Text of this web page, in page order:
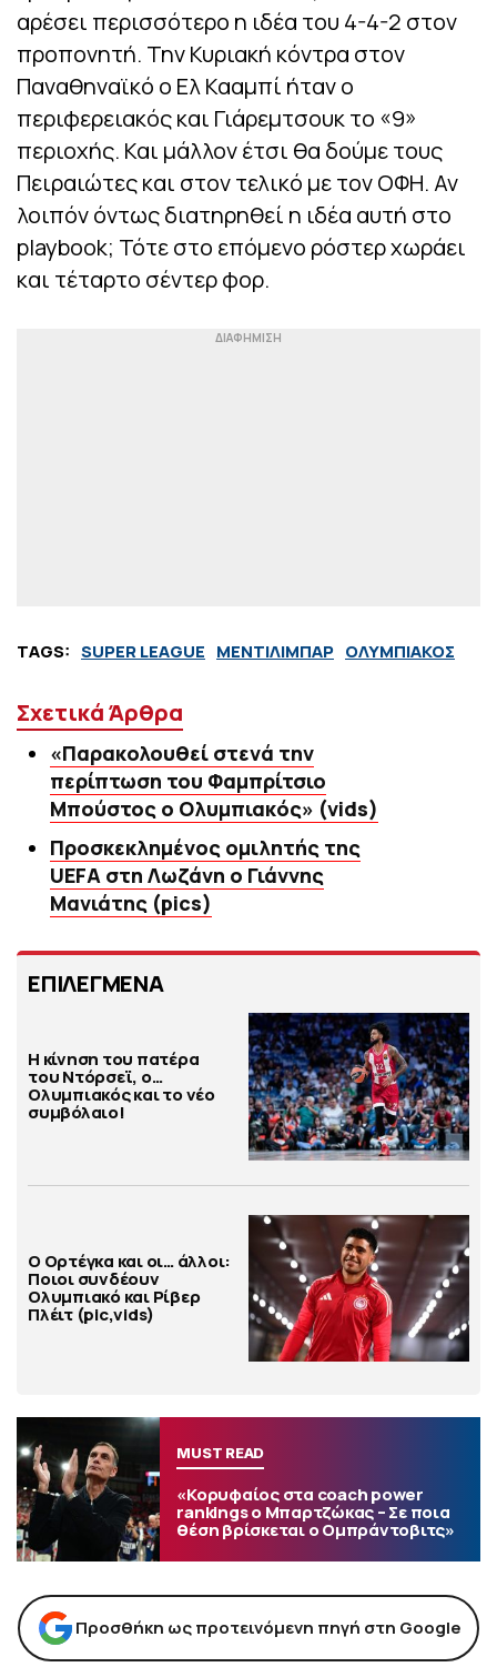
αρέσει περισσότερο η ιδέα του 4-4-2 στον
προπονητή. Την Κυριακή κόντρα στον
Παναθηναϊκό ο Ελ Κααμπί ήταν ο
περιφερειακός και Γιάρεμτσουκ το «9»
περιοχής. Και μάλλον έτσι θα δούμε τους
Πειραιώτες και στον τελικό με τον ΟΦΗ. Αν
λοιπόν όντως διατηρηθεί η ιδέα αυτή στο
playbook; Τότε στο επόμενο ρόστερ χωράει
και τέταρτο σέντερ φορ.
TAGS: SUPER LEAGUE ΜΕΝΤΙΛΙΜΠΑΡ ΟΛΥΜΠΙΑΚΟΣ
Σχετικά Άρθρα
«Παρακολουθεί στενά την
περίπτωση του Φαμπρίτσιο
Μπούστος ο Ολυμπιακός» (vids)
Προσκεκλημένος ομιλητής της
UEFA στη Λωζάνη ο Γιάννης
Μανιάτης (pics)
ΕΠΙΛΕΓΜΕΝΑ
Η κίνηση του πατέρα
του Ντόρσεϊ, ο…
Ολυμπιακός και το νέο
συμβόλαιο!
Ο Ορτέγκα και οι… άλλοι:
Ποιοι συνδέουν
Ολυμπιακό και Ρίβερ
Πλέιτ (pic,vids)
MUST READ
«Κορυφαίος στα coach power
rankings ο Μπαρτζώκας – Σε ποια
θέση βρίσκεται ο Ομπράντοβιτς»
Προσθήκη ως προτεινόμενη πηγή στη Google